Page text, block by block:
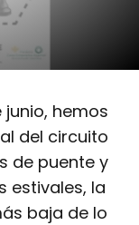
hemos
del circuito
de puente y
estivales, la
baja de lo